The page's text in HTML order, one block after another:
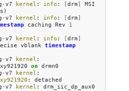
-v7 kernel : info : [drm ]
MSI
s )
-v7 kernel : info : [drm ]
caching Rev
1
-v7 kernel : info : [drm ]
vblank timestamp
-v7 kernel :
on drmn0
-v7 kernel :
:
detached
-v7 kernel :
drm_iic_dp_aux0